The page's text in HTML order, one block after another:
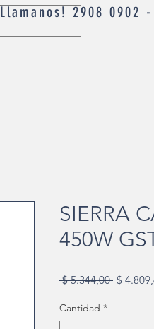
Llamanos! 2908 0902
SIERRA
450W
$ 5.344,00 Precio
$
Cantidad *